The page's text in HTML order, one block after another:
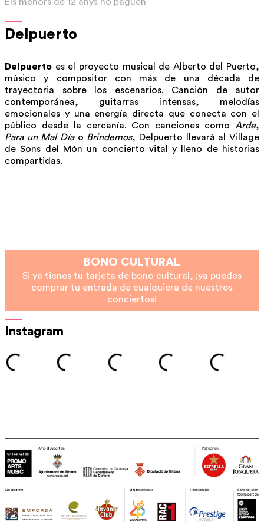
Els menors de 12 anys no paguen
Delpuerto
Delpuerto es el proyecto musical de Alberto del Puerto,
músico y compositor con más de una década de
trayectoria sobre los escenarios. Canción de autor
contemporánea, guitarras intensas, melodías
emocionales y una energía directa que conecta con el
público desde la cercanía. Con canciones como Arde,
Para un Mal Díao Brindemos, Delpuerto llevará al Village
de Sons del Món un concierto vital y lleno de historias
compartidas.
BONO CULTURAL
Si ya tienes tu tarjeta de bono cultural, ¡ya puedes
comprar tu entrada de cualquiera de nuestros
conciertos!
Instagram